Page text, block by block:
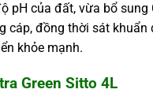
pH của đất, vừa bổ sung
cáp, đồng thời sát khuẩn
khỏe mạnh.
Green Sitto 4L